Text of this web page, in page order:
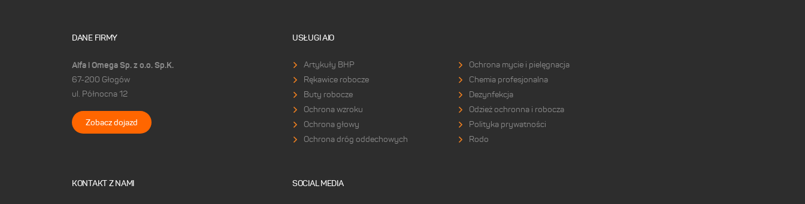
KONTAKT Z NAMI
DANE FIRMY
Alfa i Omega Sp. z o.o. Sp.K.
67-200 Głogów
ul. Północna 12
Zobacz dojazd
USŁUGI AIO
Artykuły BHP
Rękawice robocze
Buty robocze
Ochrona wzroku
Ochrona głowy
Ochrona dróg oddechowych
Ochrona mycie i pielęgnacja
Chemia profesjonalna
Dezynfekcja
Odzież ochronna i robocza
Polityka prywatności
Rodo
SOCIAL MEDIA